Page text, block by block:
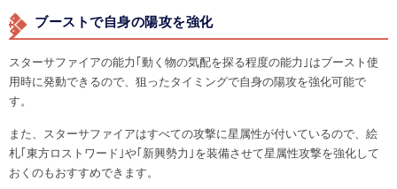
ブーストで自身の陽攻を強化
スターサファイアの能力｢動く物の気配を探る程度の能力｣はブースト使
用時に発動できるので、狙ったタイミングで自身の陽攻を強化可能で
す。
また、スターサファイアはすべての攻撃に星属性が付いているので、絵
札｢東方ロストワード｣や｢新興勢力｣を装備させて星属性攻撃を強化して
おくのもおすすめできます。